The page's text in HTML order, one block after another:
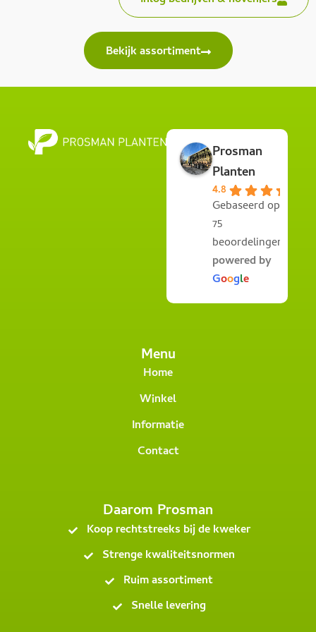
Bekijk assortiment
Prosman
Planten
4.8
Gebaseerd op
75
beoordelingen
powered by
Google
Menu
Home
Winkel
Informatie
Contact
Daarom Prosman
Koop rechtstreeks bij de kweker
Strenge kwaliteitsnormen
Ruim assortiment
Snelle levering